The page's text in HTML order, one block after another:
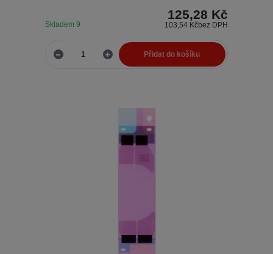
125,28 Kč
103,54 Kčbez DPH
Skladem 9
Přidat do košíku